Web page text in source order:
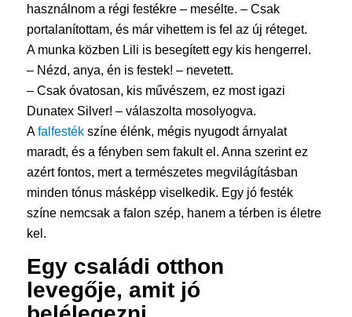
használnom a régi festékre – mesélte. – Csak
portalanítottam, és már vihettem is fel az új réteget.
A munka közben Lili is besegített egy kis hengerrel.
– Nézd, anya, én is festek! – nevetett.
– Csak óvatosan, kis művészem, ez most igazi
Dunatex Silver! – válaszolta mosolyogva.
Afalfestékszíne élénk, mégis nyugodt árnyalat
maradt, és a fényben sem fakult el. Anna szerint ez
azért fontos, mert a természetes megvilágításban
minden tónus másképp viselkedik. Egy jó festék
színe nemcsak a falon szép, hanem a térben is életre
kel.
Egy családi otthon
levegője, amit jó